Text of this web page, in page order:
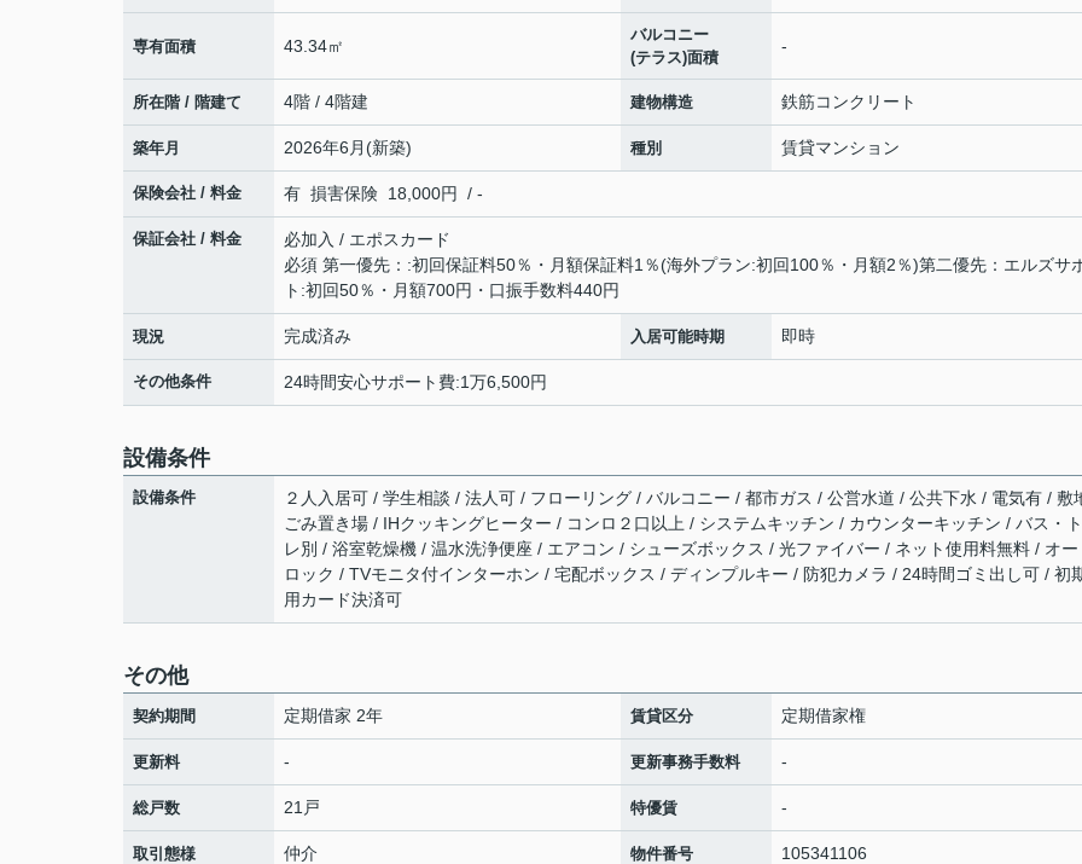
専有面積 43.34㎡
バルコニー
(テラス)面積
-
所在階 / 階建て 4階 / 4階建 建物構造 鉄筋コンクリート
築年月 2026年6月(新築) 種別 賃貸マンション
保険会社 / 料金 有 損害保険 18,000円 / -
保証会社 / 料金
必加入 / エポスカード
必須 第一優先：:初回保証料50％・月額保証料1％(海外プラン:初回100％・月額2％)第二優先：エルズサ
ト:初回50％・月額700円・口振手数料440円
現況 完成済み 入居可能時期 即時
その他条件 24時間安心サポート費:1万6,500円
設備条件
設備条件
２人入居可 / 学生相談 / 法人可 / フローリング / バルコニー / 都市ガス / 公営水道 / 公共下水 / 電気有 / 敷
ごみ置き場 / IHクッキングヒーター / コンロ２口以上 / システムキッチン / カウンターキッチン / バス・
レ別 / 浴室乾燥機 / 温水洗浄便座 / エアコン / シューズボックス / 光ファイバー / ネット使用料無料 / オー
ロック / TVモニタ付インターホン / 宅配ボックス / ディンプルキー / 防犯カメラ / 24時間ゴミ出し可 / 初
用カード決済可
その他
契約期間 定期借家 2年 賃貸区分 定期借家権
更新料 - 更新事務手数料 -
総戸数 21戸 特優賃 -
取引態様 仲介 物件番号 105341106